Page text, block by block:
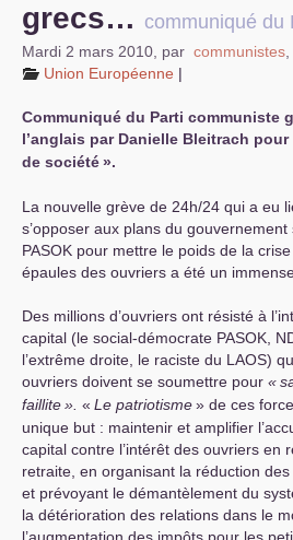
grecs… communiqué du
Mardi 2 mars 2010 par communistes
Union Européenne |
Communiqué du Parti communiste
l’anglais par Danielle Bleitrach
de société».
La nouvelle grève de 24h/24 qui a eu
s’opposer aux plans du
PASOK pour mettre le poids de la
épaules des ouvriers a été un
Des millions d’ouvriers ont résisté à
capital (le social-démocrate PASOK
l’extrême droite, le raciste du LAOS)
ouvriers doivent se soumettre pour «
faillite». « Le patriotisme» de ces
unique but : maintenir et amplifier
capital contre l’intérêt des ouvriers en
retraite, en organisant la réduction
et prévoyant le démantèlement du
la détérioration des relations dans le